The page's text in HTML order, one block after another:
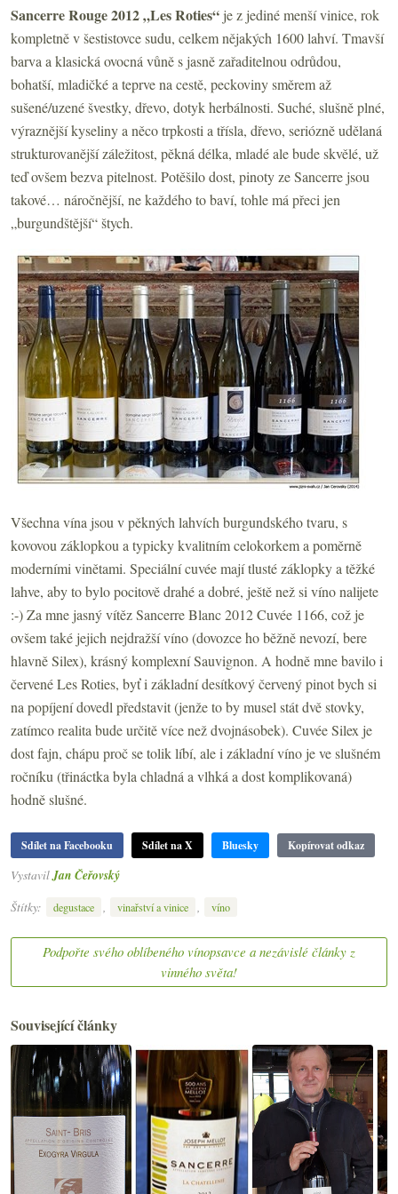
Sancerre Rouge 2012 „Les Roties“ je z jediné menší vinice, rok
kompletně v šestistovce sudu, celkem nějakých 1600 lahví. Tmavší
barva a klasická ovocná vůně s jasně zařaditelnou odrůdou,
bohatší, mladičké a teprve na cestě, peckoviny směrem až
sušené/uzené švestky, dřevo, dotyk herbálnosti. Suché, slušně plné,
výraznější kyseliny a něco trpkosti a třísla, dřevo, seriózně udělaná
strukturovanější záležitost, pěkná délka, mladé ale bude skvělé, už
teď ovšem bezva pitelnost. Potěšilo dost, pinoty ze Sancerre jsou
takové… náročnější, ne každého to baví, tohle má přeci jen
„burgundštější“ štych.
Všechna vína jsou v pěkných lahvích burgundského tvaru, s
kovovou záklopkou a typicky kvalitním celokorkem a poměrně
moderními vinětami. Speciální cuvée mají tlusté záklopky a těžké
lahve, aby to bylo pocitově drahé a dobré, ještě než si víno nalijete
:-) Za mne jasný vítěz Sancerre Blanc 2012 Cuvée 1166, což je
ovšem také jejich nejdražší víno (dovozce ho běžně nevozí, bere
hlavně Silex), krásný komplexní Sauvignon. A hodně mne bavilo i
červené Les Roties, byť i základní desítkový červený pinot bych si
na popíjení dovedl představit (jenže to by musel stát dvě stovky,
zatímco realita bude určitě více než dvojnásobek). Cuvée Silex je
dost fajn, chápu proč se tolik líbí, ale i základní víno je ve slušném
ročníku (třináctka byla chladná a vlhká a dost komplikovaná)
hodně slušné.
Sdílet na Facebooku Sdílet na X Bluesky Kopírovat odkaz
Vystavil Jan Čeřovský
Štítky:
degustace , vinařství a vinice , víno
Podpořte svého oblíbeného vínopsavce a nezávislé články z
vinného světa!
Související články